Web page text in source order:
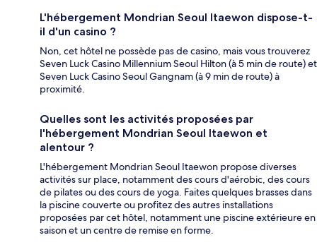
L'hébergement Mondrian Seoul Itaewon dispose-t-
il d'un casino ?
Non, cet hôtel ne possède pas de casino, mais vous trouverez
Seven Luck Casino Millennium Seoul Hilton (à 5 min de route) et
Seven Luck Casino Seoul Gangnam (à 9 min de route) à
proximité.
Quelles sont les activités proposées par
l'hébergement Mondrian Seoul Itaewon et
alentour ?
L'hébergement Mondrian Seoul Itaewon propose diverses
activités sur place, notamment des cours d'aérobic, des cours
de pilates ou des cours de yoga. Faites quelques brasses dans
la piscine couverte ou profitez des autres installations
proposées par cet hôtel, notamment une piscine extérieure en
saison et un centre de remise en forme.